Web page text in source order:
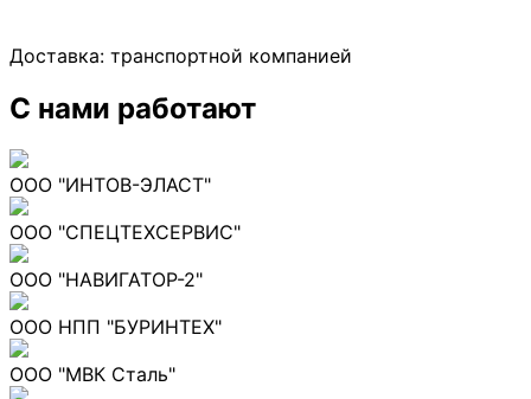
Доставка: транспортной компанией
С нами работают
ООО "ИНТОВ-ЭЛАСТ"
ООО "СПЕЦТЕХСЕРВИС"
ООО "НАВИГАТОР-2"
ООО НПП "БУРИНТЕХ"
ООО "МВК Сталь"